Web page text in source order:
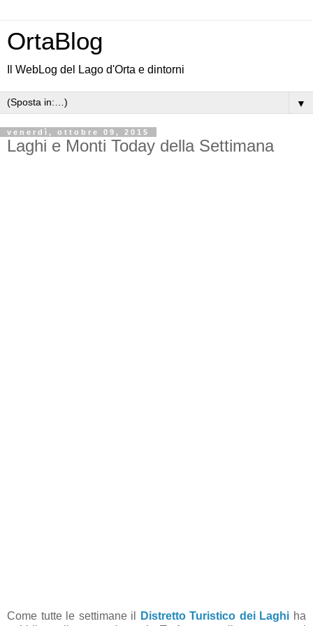
OrtaBlog
Il WebLog del Lago d'Orta e dintorni
▼
venerdì, ottobre 09, 2015
Laghi e Monti Today della Settimana
Come tutte le settimane il Distretto Turistico dei Laghi ha